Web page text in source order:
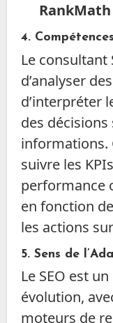
RankMath
4.
Le consultant
d’analyser
d’interpréter
des
informations.
suivre les
performance
en fonction
les actions
5. Sens de
Le SEO est
évolution,
moteurs de